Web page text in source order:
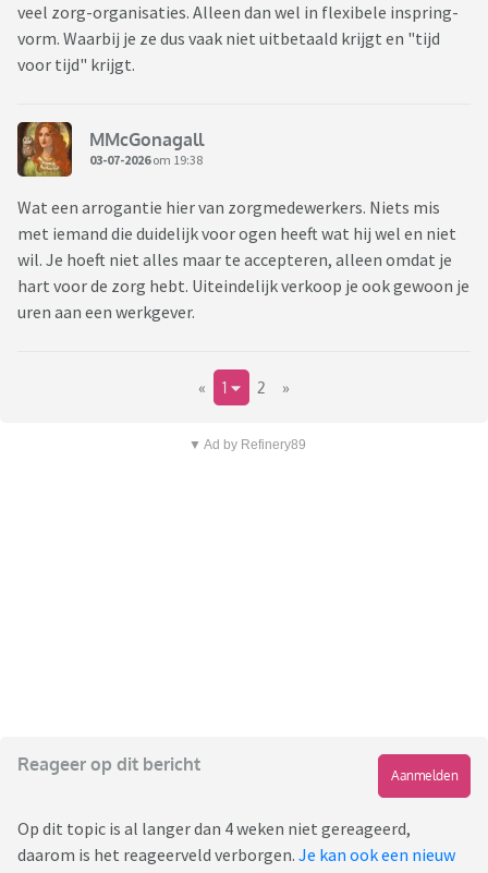
veel zorg-organisaties. Alleen dan wel in flexibele inspring-
vorm. Waarbij je ze dus vaak niet uitbetaald krijgt en "tijd
voor tijd" krijgt.
MMcGonagall
03-07-2026om 19:38
Wat een arrogantie hier van zorgmedewerkers. Niets mis
met iemand die duidelijk voor ogen heeft wat hij wel en niet
wil. Je hoeft niet alles maar te accepteren, alleen omdat je
hart voor de zorg hebt. Uiteindelijk verkoop je ook gewoon je
uren aan een werkgever.
« 1 2 »
▼ Ad by Refinery89
Reageer op dit bericht
Aanmelden
Op dit topic is al langer dan 4 weken niet gereageerd,
daarom is het reageerveld verborgen. Je kan ook een nieuw